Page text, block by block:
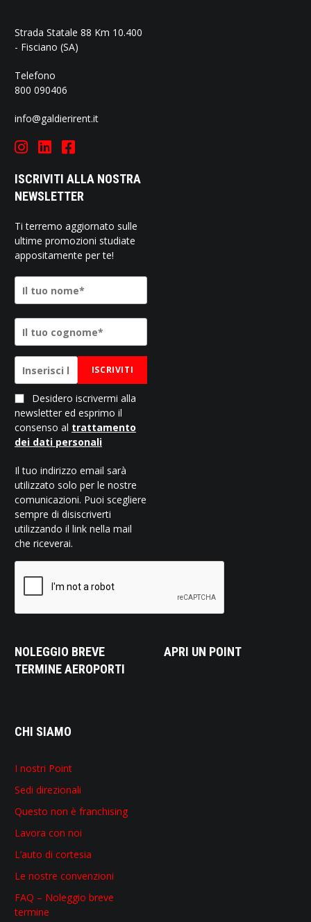
Strada Statale 88 Km 10.400
- Fisciano (SA)
Telefono
800 090406
info@galdierirent.it
ISCRIVITI ALLA NOSTRA
NEWSLETTER
Ti terremo aggiornato sulle
ultime promozioni studiate
appositamente per te!
ISCRIVITI
Desidero iscrivermi alla
newsletter ed esprimo il
consenso al trattamento
dei dati personali
Il tuo indirizzo email sarà
utilizzato solo per le nostre
comunicazioni. Puoi scegliere
sempre di disiscriverti
utilizzando il link nella mail
che riceverai.
NOLEGGIO BREVE
TERMINE AEROPORTI
APRI UN POINT
CHI SIAMO
I nostri Point
Sedi direzionali
Questo non è franchising
Lavora con noi
L’auto di cortesia
Le nostre convenzioni
FAQ – Noleggio breve
termine